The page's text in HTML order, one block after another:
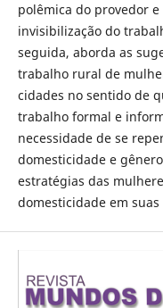
polêmica do provedor
invisibilização do
seguida, aborda as
trabalho rural de
cidades no sentido de
trabalho formal e
necessidade de se
domesticidade e
estratégias das
domesticidade em